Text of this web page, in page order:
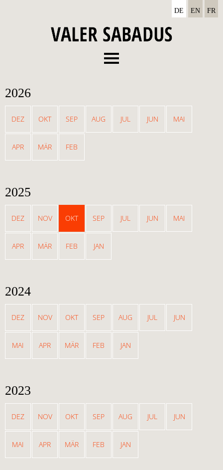
Termine
News
DE EN FR
2026
DEZ OKT SEP AUG JUL JUN MAI
APR MÄR FEB
2025
DEZ NOV OKT SEP JUL JUN MAI
APR MÄR FEB JAN
2024
DEZ NOV OKT SEP AUG JUL JUN
MAI APR MÄR FEB JAN
2023
DEZ NOV OKT SEP AUG JUL JUN
MAI APR MÄR FEB JAN